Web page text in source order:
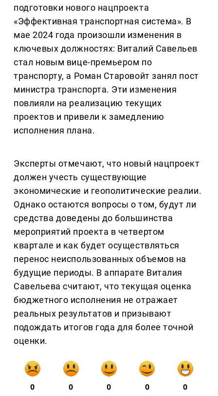
подготовки нового нацпроекта
«Эффективная транспортная система». В
мае 2024 года произошли изменения в
ключевых должностях: Виталий Савельев
стал новым вице-премьером по
транспорту, а Роман Старовойт занял пост
министра транспорта. Эти изменения
повлияли на реализацию текущих
проектов и привели к замедлению
исполнения плана.
Эксперты отмечают, что новый нацпроект
должен учесть существующие
экономические и геополитические реалии.
Однако остаются вопросы о том, будут ли
средства доведены до большинства
мероприятий проекта в четвертом
квартале и как будет осуществляться
перенос неиспользованных объемов на
будущие периоды. В аппарате Виталия
Савельева считают, что текущая оценка
бюджетного исполнения не отражает
реальных результатов и призывают
подождать итогов года для более точной
оценки.
0 0 0 0 0